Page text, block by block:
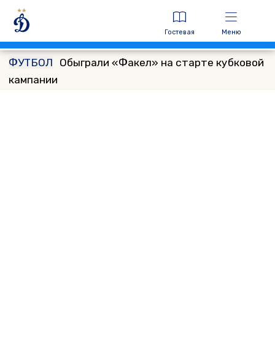
Гостевая Меню
ФУТБОЛ
Обыграли «Факел» на старте кубковой
кампании